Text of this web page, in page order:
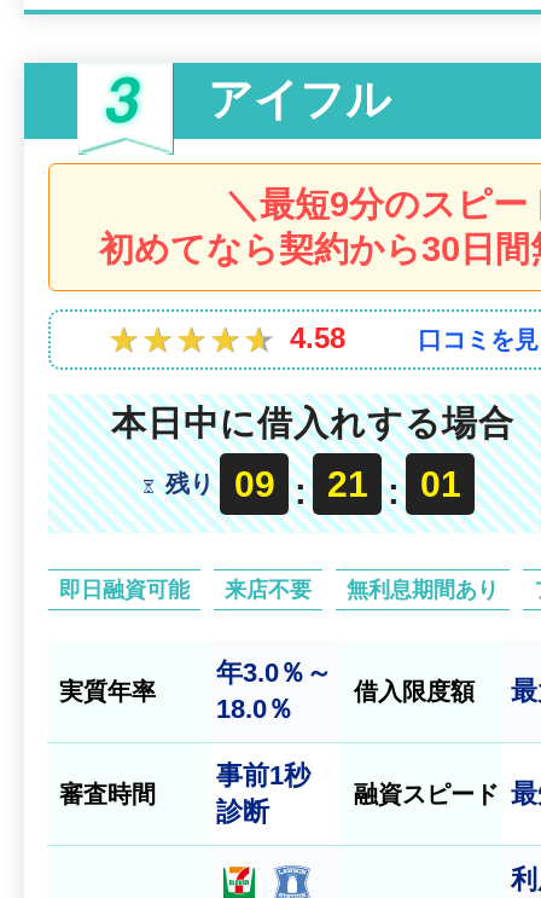
アイフル
＼最短9分のスピー
初めてなら契約から30日
★★★★★
★★★★★ 4.58 口コミを
本日中に借入れする場合
残り 09 : 20 : 59
即日融資可能 来店不要 無利息期間あり
実質年率
年3.0％～
18.0％
借入限度額
審査時間
事前1秒
診断
融資スピード